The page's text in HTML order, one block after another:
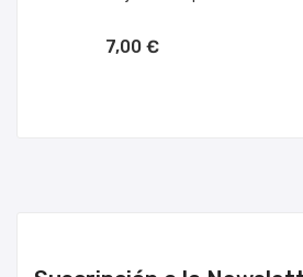
7,00 €